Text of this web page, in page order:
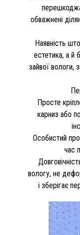
обважнені
Наявність
естетика, а й
зайвої вологи,
Просте
карниз або
Особистий
час
вологу, не
і зберігає